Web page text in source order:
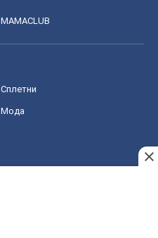
MAMACLUB
Сплетни
Мода